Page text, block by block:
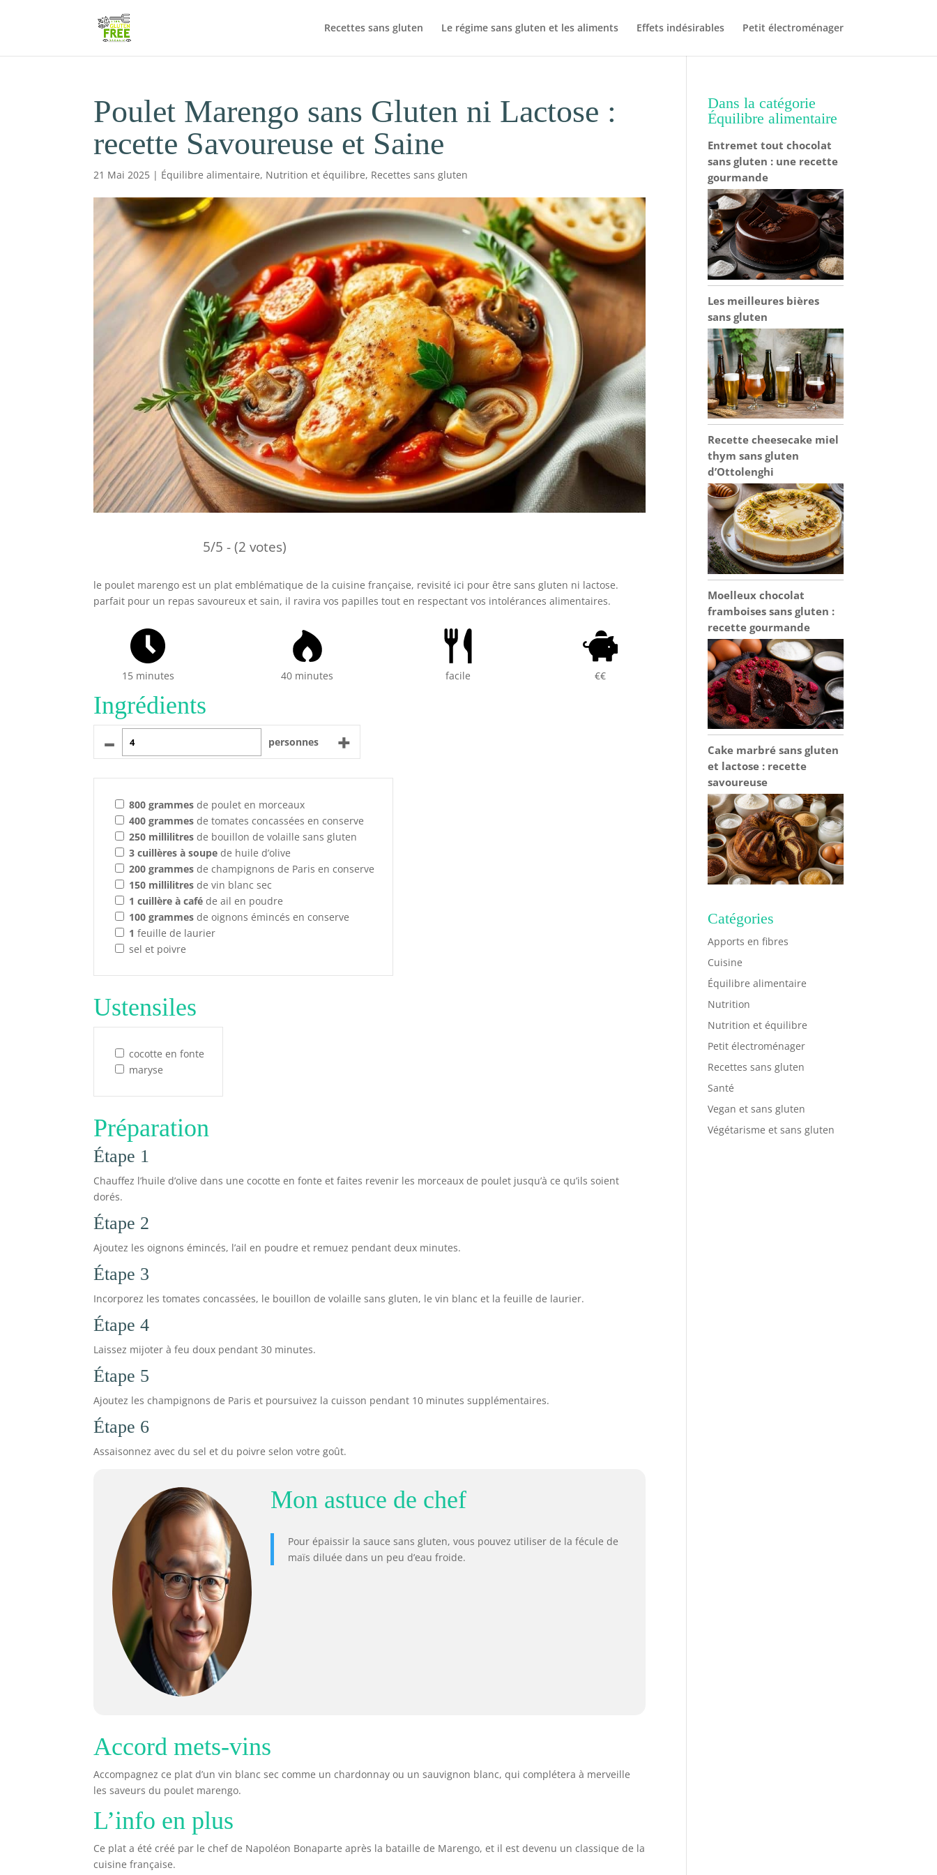
Recettes sans gluten Le régime sans gluten et les aliments Effets indésirables Petit électroménager
Poulet Marengo sans Gluten ni Lactose :
recette Savoureuse et Saine
21 Mai 2025 | Équilibre alimentaire, Nutrition et équilibre, Recettes sans gluten
5/5 - (2 votes)
le poulet marengo est un plat emblématique de la cuisine française, revisité ici pour être sans gluten ni lactose.
parfait pour un repas savoureux et sain, il ravira vos papilles tout en respectant vos intolérances alimentaires.
15 minutes 40 minutes facile €€
Ingrédients
– personnes +
800 grammes de poulet en morceaux
400 grammes de tomates concassées en conserve
250 millilitres de bouillon de volaille sans gluten
3 cuillères à soupe de huile d’olive
200 grammes de champignons de Paris en conserve
150 millilitres de vin blanc sec
1 cuillère à café de ail en poudre
100 grammes de oignons émincés en conserve
1 feuille de laurier
sel et poivre
Ustensiles
cocotte en fonte
maryse
Préparation
Étape 1
Chauffez l’huile d’olive dans une cocotte en fonte et faites revenir les morceaux de poulet jusqu’à ce qu’ils soient
dorés.
Étape 2
Ajoutez les oignons émincés, l’ail en poudre et remuez pendant deux minutes.
Étape 3
Incorporez les tomates concassées, le bouillon de volaille sans gluten, le vin blanc et la feuille de laurier.
Étape 4
Laissez mijoter à feu doux pendant 30 minutes.
Étape 5
Ajoutez les champignons de Paris et poursuivez la cuisson pendant 10 minutes supplémentaires.
Étape 6
Assaisonnez avec du sel et du poivre selon votre goût.
Mon astuce de chef
Pour épaissir la sauce sans gluten, vous pouvez utiliser de la fécule de
maïs diluée dans un peu d’eau froide.
Accord mets-vins
Accompagnez ce plat d’un vin blanc sec comme un chardonnay ou un sauvignon blanc, qui complétera à merveille
les saveurs du poulet marengo.
L’info en plus
Ce plat a été créé par le chef de Napoléon Bonaparte après la bataille de Marengo, et il est devenu un classique de la
cuisine française.
Dans la catégorie
Équilibre alimentaire
Entremet tout chocolat
sans gluten : une recette
gourmande
Les meilleures bières
sans gluten
Recette cheesecake miel
thym sans gluten
d’Ottolenghi
Moelleux chocolat
framboises sans gluten :
recette gourmande
Cake marbré sans gluten
et lactose : recette
savoureuse
Catégories
Apports en fibres
Cuisine
Équilibre alimentaire
Nutrition
Nutrition et équilibre
Petit électroménager
Recettes sans gluten
Santé
Vegan et sans gluten
Végétarisme et sans gluten